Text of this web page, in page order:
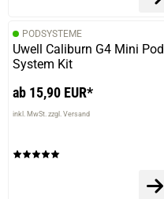
PODSYSTEME
Uwell Caliburn G4 Mini Pod
System Kit
ab 15,90 EUR*
inkl. MwSt. zzgl. Versand